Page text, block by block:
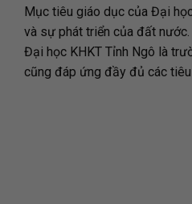
Mục tiêu giáo dục của Đại
và sự phát triển của đất nước.
Đại học KHKT Tỉnh Ngô là
cũng đáp ứng đầy đủ các